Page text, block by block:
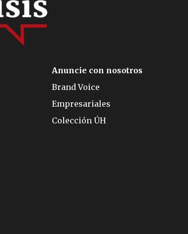
Anuncie con nosotros
Brand Voice
Empresariales
Colección ÚH